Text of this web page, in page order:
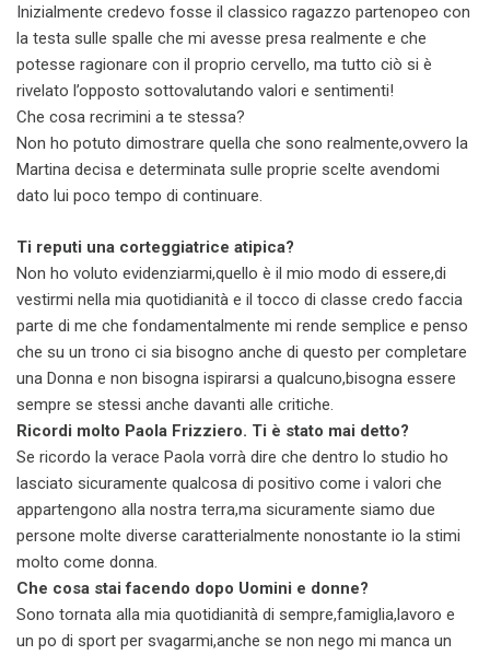
Inizialmente credevo fosse il classico ragazzo partenopeo con
la testa sulle spalle che mi avesse presa realmente e che
potesse ragionare con il proprio cervello, ma tutto ciò si è
rivelato l’opposto sottovalutando valori e sentimenti!
Che cosa recrimini a te stessa?
Non ho potuto dimostrare quella che sono realmente,ovvero la
Martina decisa e determinata sulle proprie scelte avendomi
dato lui poco tempo di continuare.
Ti reputi una corteggiatrice atipica?
Non ho voluto evidenziarmi,quello è il mio modo di essere,di
vestirmi nella mia quotidianità e il tocco di classe credo faccia
parte di me che fondamentalmente mi rende semplice e penso
che su un trono ci sia bisogno anche di questo per completare
una Donna e non bisogna ispirarsi a qualcuno,bisogna essere
sempre se stessi anche davanti alle critiche.
Ricordi molto Paola Frizziero. Ti è stato mai detto?
Se ricordo la verace Paola vorrà dire che dentro lo studio ho
lasciato sicuramente qualcosa di positivo come i valori che
appartengono alla nostra terra,ma sicuramente siamo due
persone molte diverse caratterialmente nonostante io la stimi
molto come donna.
Che cosa stai facendo dopo Uomini e donne?
Sono tornata alla mia quotidianità di sempre,famiglia,lavoro e
un po di sport per svagarmi,anche se non nego mi manca un